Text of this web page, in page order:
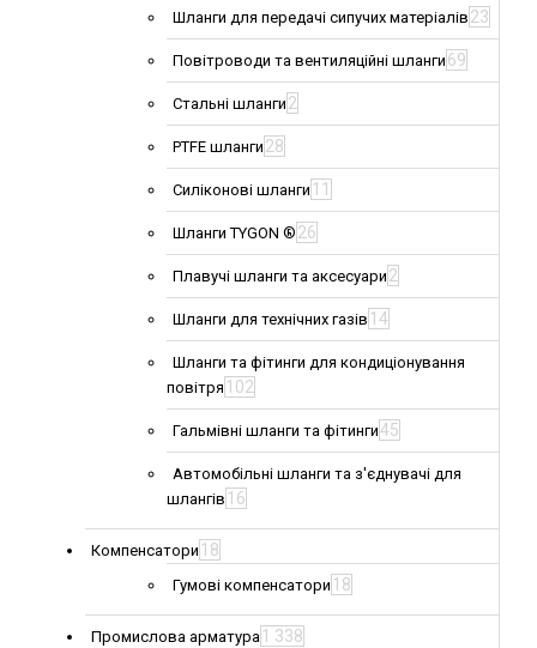
Шланги для передачі сипучих матеріалів 23
Повітроводи та вентиляційні шланги 69
Стальні шланги 2
PTFE шланги 28
Силіконові шланги 11
Шланги TYGON ® 26
Плавучі шланги та аксесуари 2
Шланги для технічних газів 14
Шланги та фітинги для кондиціонування
повітря 102
Гальмівні шланги та фітинги45
Автомобільні шланги та з'єднувачі для
шлангів 16
Компенсатори 18
Гумові компенсатори 18
Промислова арматура 1 338